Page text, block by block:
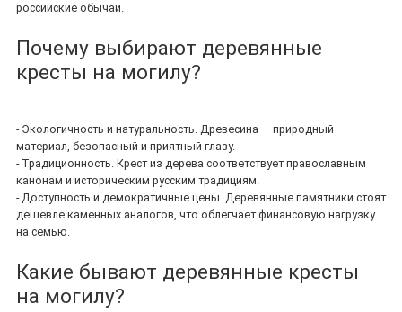
российские обычаи.
Почему выбирают деревянные
кресты на могилу?
- Экологичность и натуральность. Древесина — природный
материал, безопасный и приятный глазу.
- Традиционность. Крест из дерева соответствует православным
канонам и историческим русским традициям.
- Доступность и демократичные цены. Деревянные памятники стоят
дешевле каменных аналогов, что облегчает финансовую нагрузку
на семью.
Какие бывают деревянные кресты
на могилу?